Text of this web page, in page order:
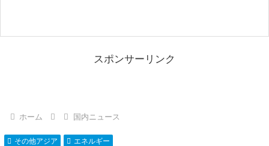
スポンサーリンク
ホーム 国内ニュース
その他アジア エネルギー